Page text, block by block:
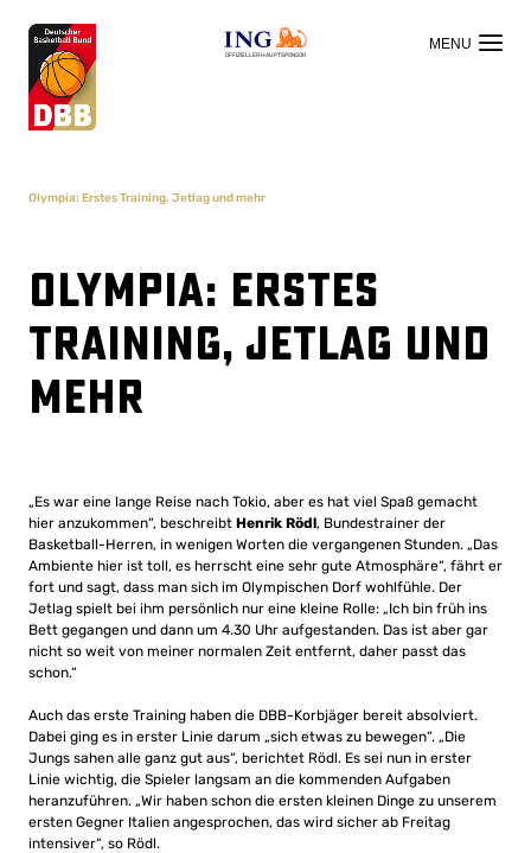
OFFIZIELLER HAUPTSPONSOR
Olympia: Erstes Training, Jetlag und mehr
Olympia: Erstes
Training, Jetlag und
mehr
„Es war eine lange Reise nach Tokio, aber es hat viel Spaß gemacht
hier anzukommen“, beschreibt Henrik Rödl, Bundestrainer der
Basketball-Herren, in wenigen Worten die vergangenen Stunden. „Das
Ambiente hier ist toll, es herrscht eine sehr gute Atmosphäre“, fährt er
fort und sagt, dass man sich im Olympischen Dorf wohlfühle. Der
Jetlag spielt bei ihm persönlich nur eine kleine Rolle: „Ich bin früh ins
Bett gegangen und dann um 4.30 Uhr aufgestanden. Das ist aber gar
nicht so weit von meiner normalen Zeit entfernt, daher passt das
schon.“
Auch das erste Training haben die DBB-Korbjäger bereit absolviert.
Dabei ging es in erster Linie darum „sich etwas zu bewegen“. „Die
Jungs sahen alle ganz gut aus“, berichtet Rödl. Es sei nun in erster
Linie wichtig, die Spieler langsam an die kommenden Aufgaben
heranzuführen. „Wir haben schon die ersten kleinen Dinge zu unserem
ersten Gegner Italien angesprochen, das wird sicher ab Freitag
intensiver“, so Rödl.